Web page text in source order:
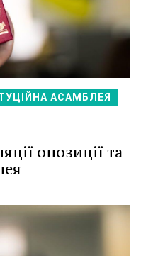
АСАМБЛЕЯ
опозиції та